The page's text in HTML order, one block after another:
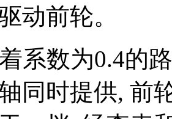
动前轮。
系数为0.4的
同时提供, 前